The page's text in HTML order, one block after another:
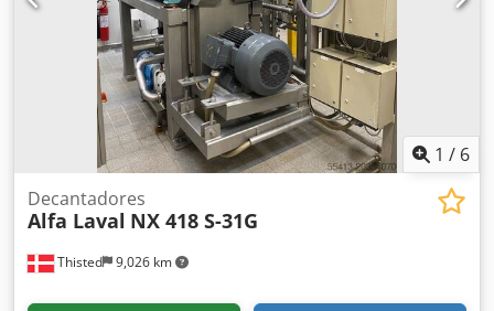
1 / 6
Thisted 9,026 km
Decantadores
Alfa Laval NX 418 S-31G